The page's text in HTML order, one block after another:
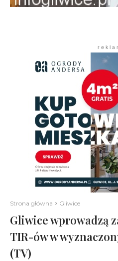
r e k l a
Strona główna Gliwice
Gliwice wprowadzą
TIR-ów w
(TV)